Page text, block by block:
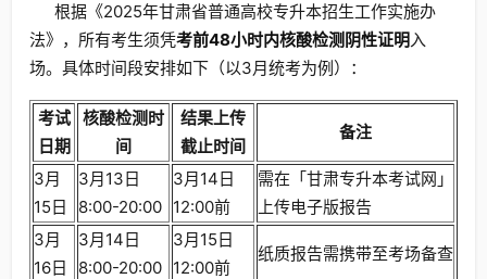
根据《2025年甘肃省普通高校专升本招生工作实施办
法》，所有考生须凭考前48小时内核酸检测阴性证明入
场。具体时间段安排如下（以3月统考为例）：
考试
日期
核酸检测时
间
结果上传
截止时间
备注
3月
15日
3月13日
8:00-20:00
3月14日
12:00前
需在「甘肃专升本考试网」
上传电子版报告
3月
16日
3月14日
8:00-20:00
3月15日
12:00前
纸质报告需携带至考场备查